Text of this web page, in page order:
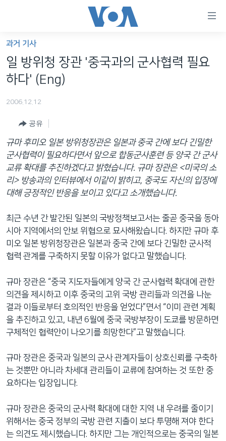
가
능
링
로
인
네
비
션
으
로
동
색
으
로
등
세계
프로그램
주파수 안내
언어 선택
과거 기사
일 방위청 장관 '중국과의 군사협력 필요
하다' (Eng)
2006.12.12
공유
규마 후미오 일본 방위청장관은 일본과 중국 간에 보다 긴밀한
군사협력이 필요하다면서 앞으로 합동군사훈련 등 양국 간 군사
교류 확대를 추진하겠다고 밝혔습니다. 규마 장관은 <미국의 소
리> 방송과의 인터뷰에서 이같이 밝히고, 중국도 자신의 입장에
대해 긍정적인 반응을 보이고 있다고 소개했습니다.
최근 수년 간 발간된 일본의 국방정책보고서는 줄곧 중국을 동아
시아 지역에서의 안보 위협으로 묘사해왔습니다. 하지만 규마 후
미오 일본 방위청장관은 일본과 중국 간에 보다 긴밀한 군사적
협력 관계를 구축하지 못할 이유가 없다고 말했습니다.
규마 장관은 “중국 지도자들에게 양국 간 군사협력 확대에 관한
의견을 제시하고 이후 중국의 고위 국방 관리들과 의견을 나눈
결과 이들로부터 호의적인 반응을 얻었다”면서 “이미 관련 계획
을 추진하고 있고, 내년 6월에 중국 국방부장이 도쿄를 방문하면
구체적인 협력안이 나오기를 희망한다”고 말했습니다.
규마 장관은 중국과 일본의 군사 관계자들이 상호신뢰를 구축하
는 것뿐만 아니라 차세대 관리들이 교류에 참여하는 것 또한 중
요하다는 입장입니다.
규마 장관은 중국의 군사력 확대에 대한 지역 내 우려를 줄이기
위해서는 중국 정부의 국방 관련 지출이 보다 투명해 져야 한다
는 의견도 제시했습니다. 하지만 그는 개인적으로는 중국의 일본